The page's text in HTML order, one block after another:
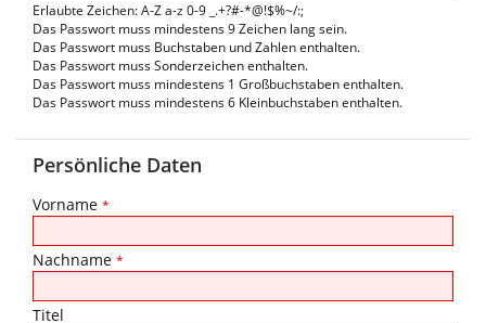
Erlaubte Zeichen: A-Z a-z 0-9 _.+?#-*@!$%~/:;
Das Passwort muss mindestens 9 Zeichen lang sein.
Das Passwort muss Buchstaben und Zahlen enthalten.
Das Passwort muss Sonderzeichen enthalten.
Das Passwort muss mindestens 1 Großbuchstaben enthalten.
Das Passwort muss mindestens 6 Kleinbuchstaben enthalten.
Persönliche Daten
Vorname *
Nachname *
Titel